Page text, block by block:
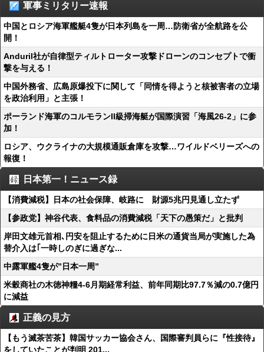
軍事ミリタリー速報
中国とロシア海軍艦艇4隻が日本列島を一周…防衛省が全航路を公
開！
Anduril社が自律型ティルトローター攻撃ドローンのコンセプトで衝
撃を与える！
中国外務省、広島原爆投下に関して「同情を得ようと核被害者の立場
を政治利用」と主張！
ポーランド海軍のコルモランII級掃海艇が国際演習「海風26-2」に参
加！
ロシア、ウクライナの大規模通販倉庫を攻撃…ワイルドベリーズへの
報復！
日本第一！ニュース録
【消費減税】日本の社会保障、岐路に 財源5兆円見通し立たず
【参政党】神谷代表、食料品の消費減税「天下の愚策だ」と批判
岸田文雄元首相､円安を阻止するために日米の通貨当局が実施した為
替介入は｢一時しのぎに過ぎな...
中露軍艦4隻が”日本一周”
米穀商社の木徳神糧4-6月期経常利益、前年同期比97.7％減の0.7億円
に減益
正義の見方
【もう滅茶苦茶】韓国サッカー協会さん、国際審判員らに『性接待』
をしていたことが判明 201...